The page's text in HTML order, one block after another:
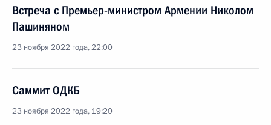
Встреча с Премьер-министром Армении Николом
Пашиняном
23 ноября 2022 года, 22:00
Саммит ОДКБ
23 ноября 2022 года, 19:20